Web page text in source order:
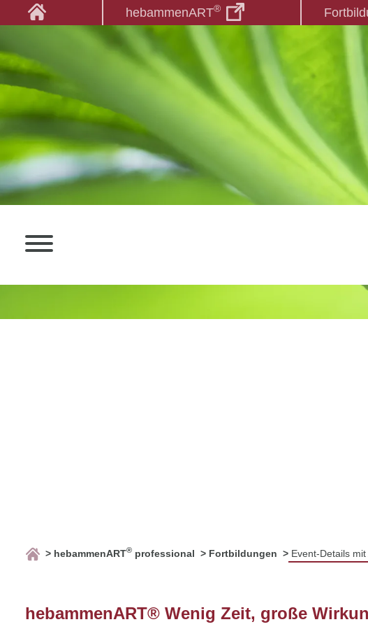
hebammenART®
hebammenART® professional Fortbildungen Event-Details
hebammenART® Wenig Zeit, große